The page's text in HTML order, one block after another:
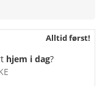
Alltid først!
hjem i dag?